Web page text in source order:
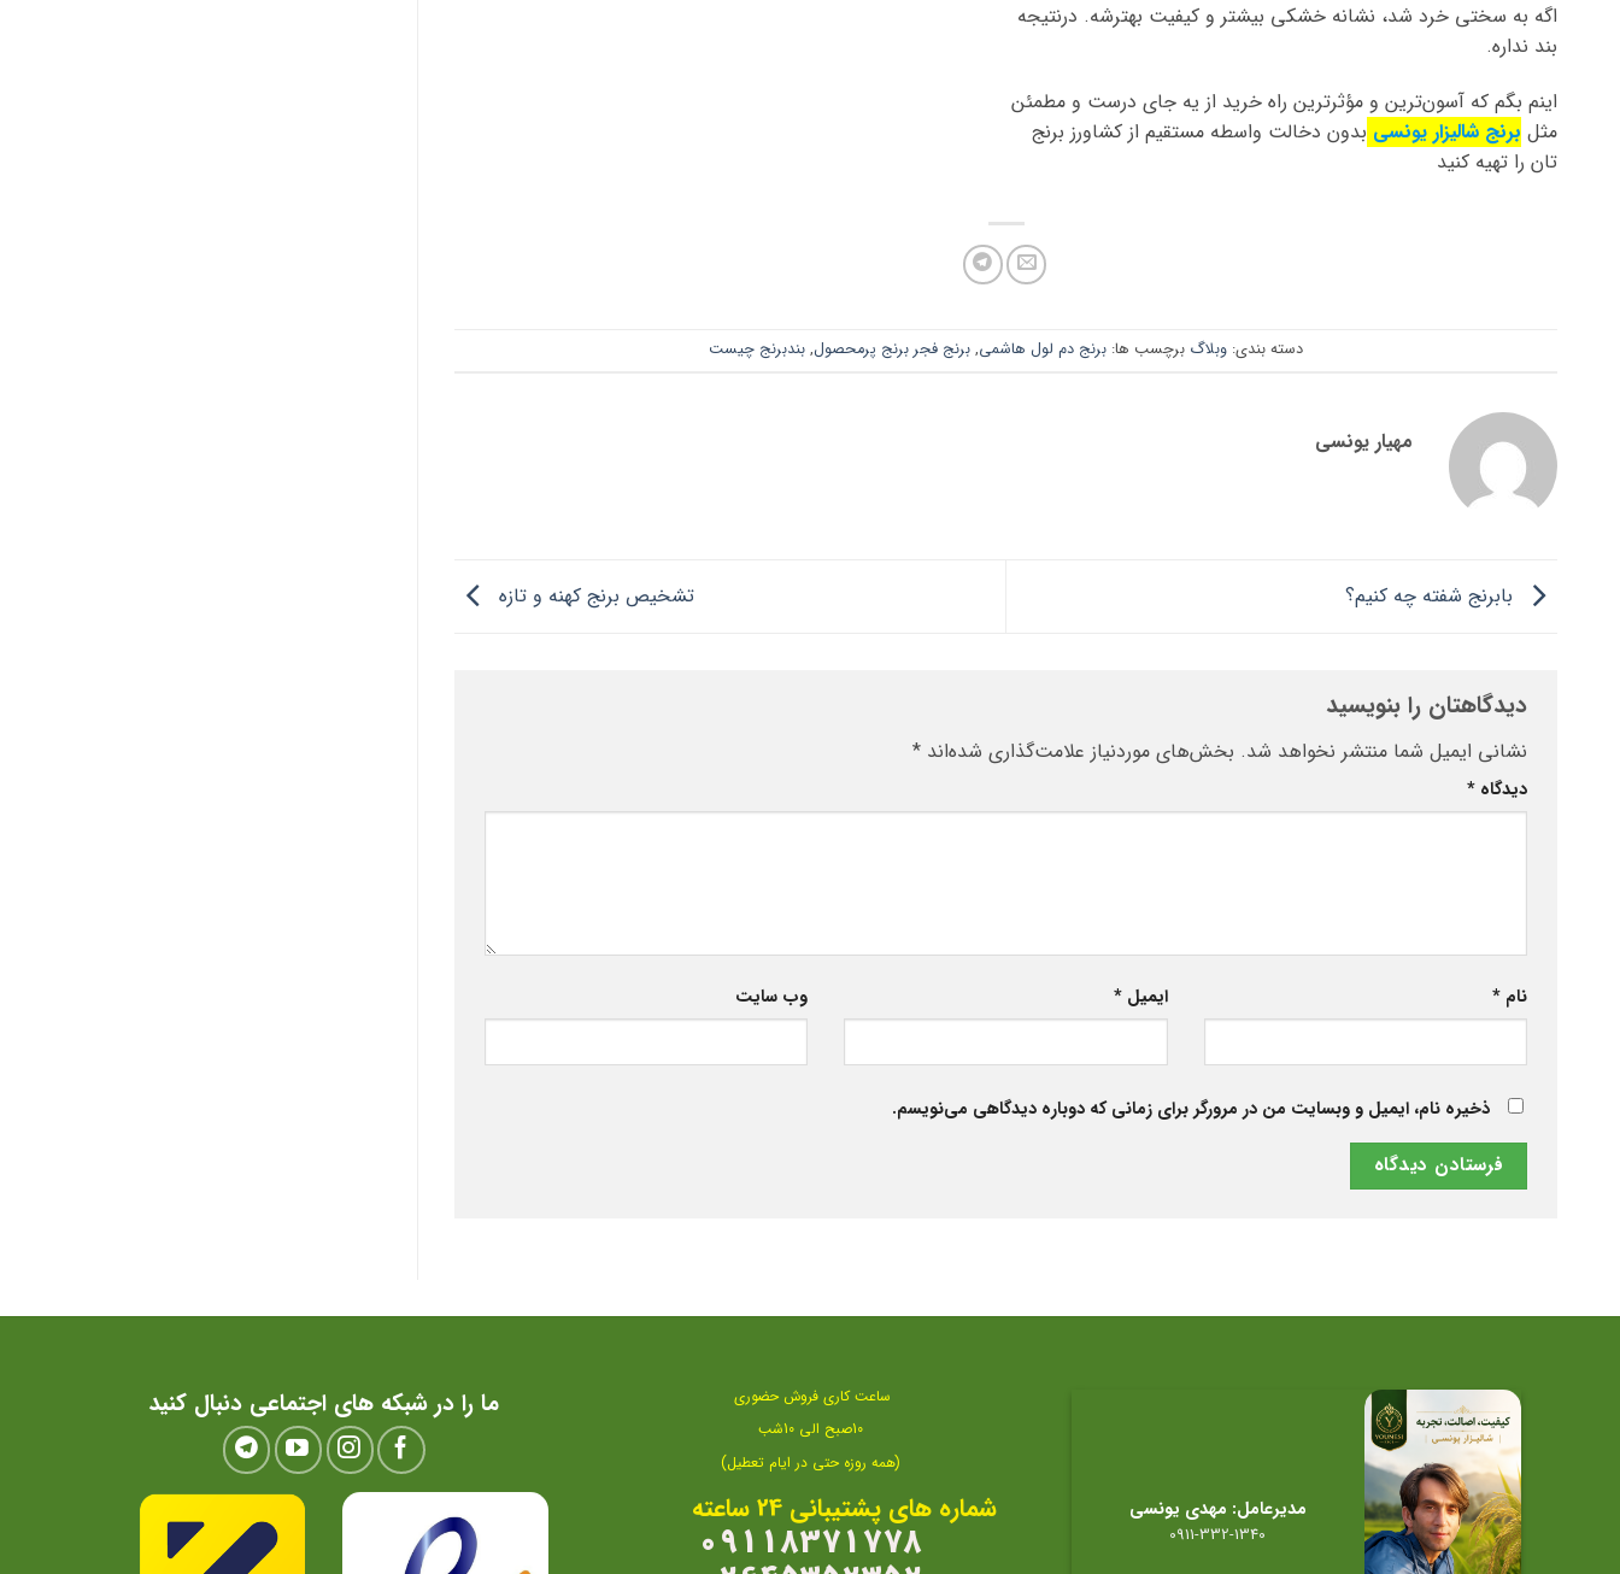
اگه به سختی خرد شد، نشانه خشکی بیشتر و کیفیت بهترشه. درنتیجه
بند نداره.
اینم بگم که آسون‌ترین و مؤثرترین راه خرید از یه جای درست و مطمئن
مثل برنج شالیزار یونسی بدون دخالت واسطه مستقیم از کشاورز برنج
تان را تهیه کنید
دسته بندی: وبلاگ برچسب ها: برنج دم لول هاشمی, برنج فجر برنج پرمحصول, بندبرنج چیست
مهیار یونسی
بابرنج شفته چه کنیم؟ تشخیص برنج کهنه و تازه
دیدگاهتان را بنویسید
نشانی ایمیل شما منتشر نخواهد شد. بخش‌های موردنیاز علامت‌گذاری شده‌اند *
دیدگاه *
نام * ایمیل* وب‌ سایت
ذخیره نام، ایمیل و وبسایت من در مرورگر برای زمانی که دوباره دیدگاهی می‌نویسم.
مدیرعامل: مهدی یونسی
0911-332-1340
ساعت کاری فروش حضوری
10صبح الی 10شب
(همه روزه حتی در ایام تعطیل)
شماره های پشتیبانی 24 ساعته
09118371778
ما را در شبکه های اجتماعی دنبال کنید